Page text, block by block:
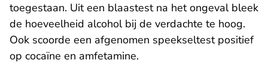
toegestaan. Uit een blaastest na het ongeval bleek
de hoeveelheid alcohol bij de verdachte te hoog.
Ook scoorde een afgenomen speekseltest positief
op cocaïne en amfetamine.